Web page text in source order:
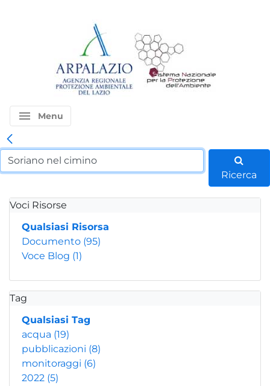
menu Menu
Ricerca
Voci Risorse
Qualsiasi Risorsa
Documento (95)
Voce Blog (1)
Tag
Qualsiasi Tag
acqua (19)
pubblicazioni (8)
monitoraggi (6)
2022 (5)